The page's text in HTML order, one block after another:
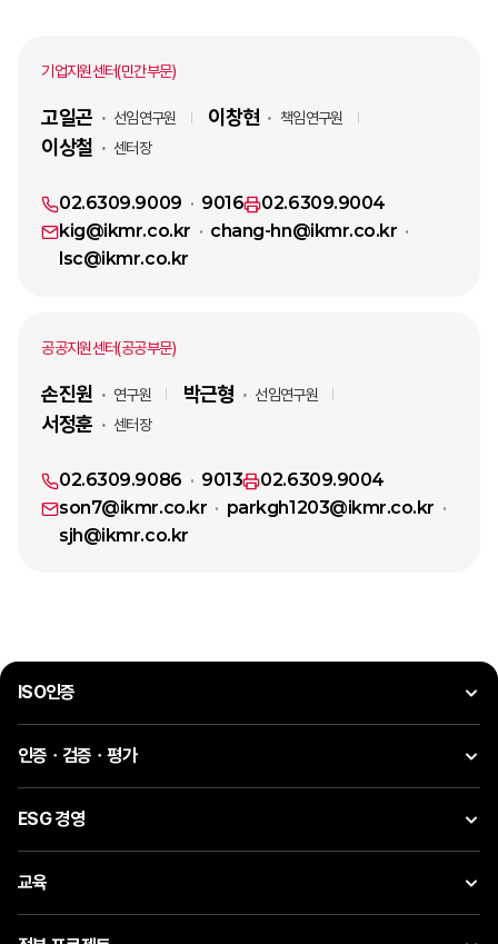
기업지원센터(민간부문)
고일곤 선임연구원 이창현 책임연구원
이상철 센터장
02.6309.9009 9016
02.6309.9004
kig@ikmr.co.kr
chang-hn@ikmr.co.kr
lsc@ikmr.co.kr
공공지원센터(공공부문)
손진원 연구원 박근형 선임연구원
서정훈 센터장
02.6309.9086 9013
02.6309.9004
son7@ikmr.co.kr
parkgh1203@ikmr.co.kr
sjh@ikmr.co.kr
ISO인증
인증ㆍ검증ㆍ평가
ESG 경영
교육